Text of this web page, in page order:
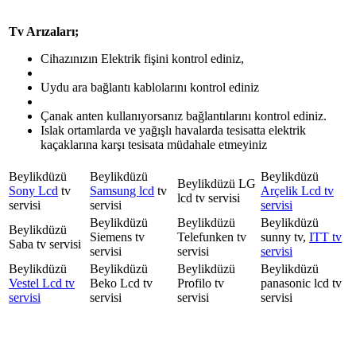
Tv Arızaları;
Cihazınızın Elektrik fişini kontrol ediniz,
Uydu ara bağlantı kablolarını kontrol ediniz
Çanak anten kullanıyorsanız bağlantılarını kontrol ediniz.
Islak ortamlarda ve yağışlı havalarda tesisatta elektrik
kaçaklarına karşı tesisata müdahale etmeyiniz
Beylikdüzü
Sony Lcd tv
servisi
Beylikdüzü
Samsung lcd tv
servisi
Beylikdüzü LG
lcd tv servisi
Beylikdüzü
Arçelik Lcd tv
servisi
Beylikdüzü
Saba tv servisi
Beylikdüzü
Siemens tv
servisi
Beylikdüzü
Telefunken tv
servisi
Beylikdüzü
sunny tv, ITT tv
servisi
Beylikdüzü
Vestel Lcd tv
servisi
Beylikdüzü
Beko Lcd tv
servisi
Beylikdüzü
Profilo tv
servisi
Beylikdüzü
panasonic lcd tv
servisi